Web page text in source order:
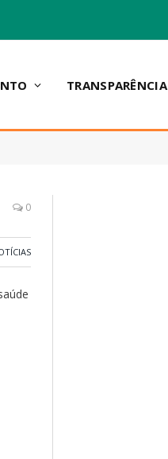
TRANSPARÊNCIA
0